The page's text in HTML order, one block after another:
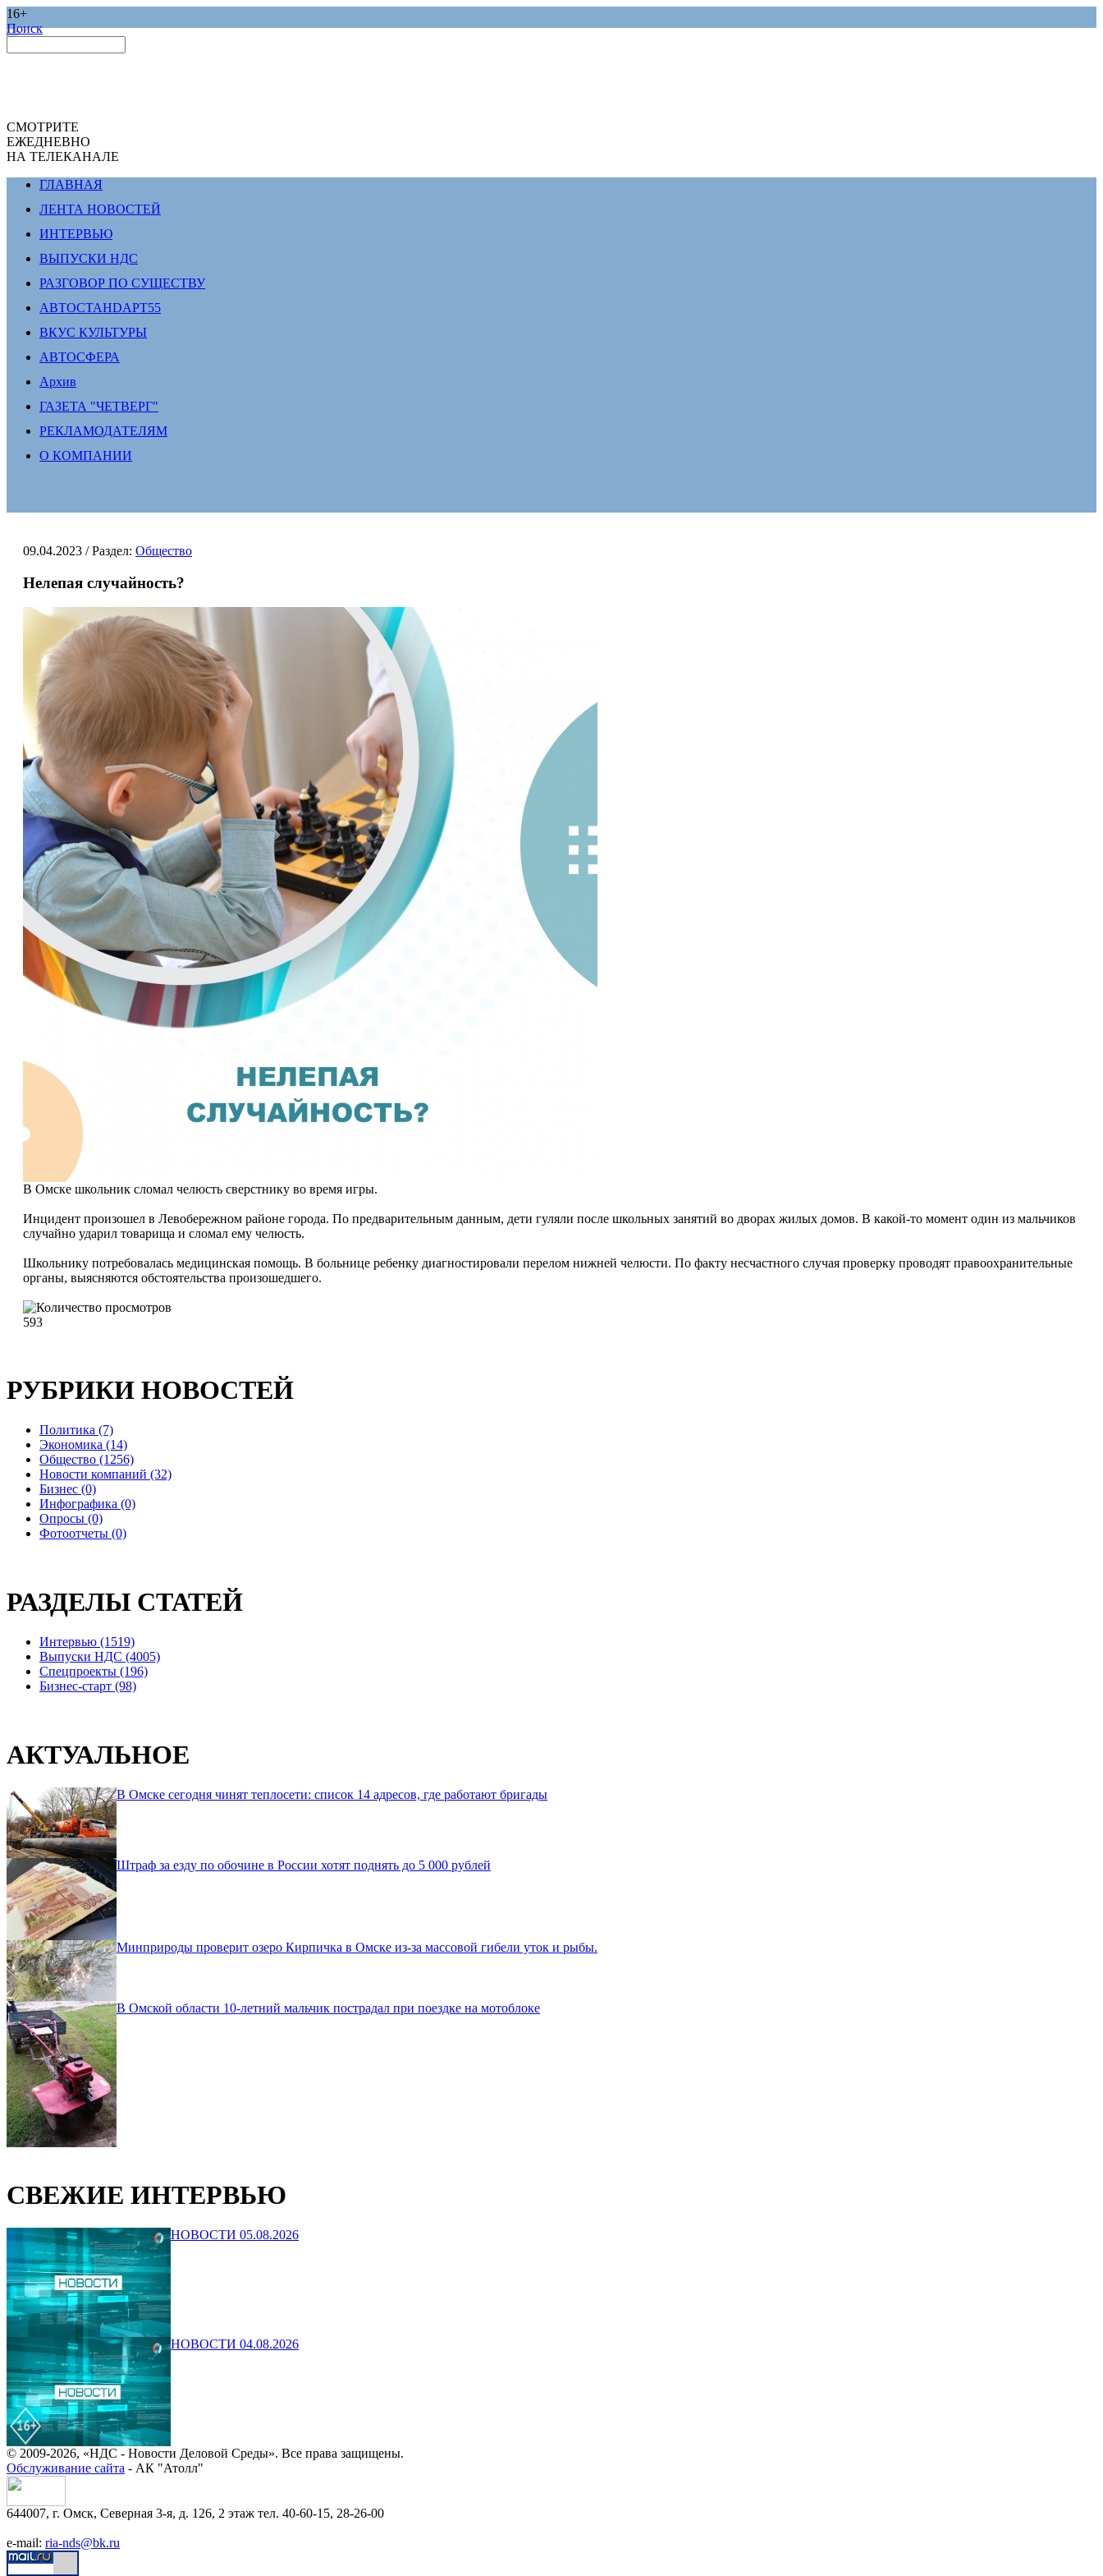
16+
Поиск
СМОТРИТЕ
ЕЖЕДНЕВНО
НА ТЕЛЕКАНАЛЕ
ГЛАВНАЯ
ЛЕНТА НОВОСТЕЙ
ИНТЕРВЬЮ
ВЫПУСКИ НДС
РАЗГОВОР ПО СУЩЕСТВУ
АВТОСТАНDАРТ55
ВКУС КУЛЬТУРЫ
АВТОСФЕРА
Архив
ГАЗЕТА "ЧЕТВЕРГ"
РЕКЛАМОДАТЕЛЯМ
О КОМПАНИИ
09.04.2023 / Раздел: Общество
Нелепая случайность?
В Омске школьник сломал челюсть сверстнику во время игры.
Инцидент произошел в Левобережном районе города. По предварительным данным, дети гуляли после школьных занятий во дворах жилых домов. В какой-то момент один из мальчиков
случайно ударил товарища и сломал ему челюсть.
Школьнику потребовалась медицинская помощь. В больнице ребенку диагностировали перелом нижней челюсти. По факту несчастного случая проверку проводят правоохранительные
органы, выясняются обстоятельства произошедшего.
593
РУБРИКИ НОВОСТЕЙ
Политика (7)
Экономика (14)
Общество (1256)
Новости компаний (32)
Бизнес (0)
Инфографика (0)
Опросы (0)
Фотоотчеты (0)
РАЗДЕЛЫ СТАТЕЙ
Интервью (1519)
Выпуски НДС (4005)
Спецпроекты (196)
Бизнес-старт (98)
АКТУАЛЬНОЕ
В Омске сегодня чинят теплосети: список 14 адресов, где работают бригады
Штраф за езду по обочине в России хотят поднять до 5 000 рублей
Минприроды проверит озеро Кирпичка в Омске из-за массовой гибели уток и рыбы.
В Омской области 10-летний мальчик пострадал при поездке на мотоблоке
СВЕЖИЕ ИНТЕРВЬЮ
НОВОСТИ 05.08.2026
НОВОСТИ 04.08.2026
© 2009-2026, «НДС - Новости Деловой Среды». Все права защищены.
Обслуживание сайта - АК "Атолл"
644007, г. Омск, Северная 3-я, д. 126, 2 этаж тел. 40-60-15, 28-26-00
e-mail: ria-nds@bk.ru